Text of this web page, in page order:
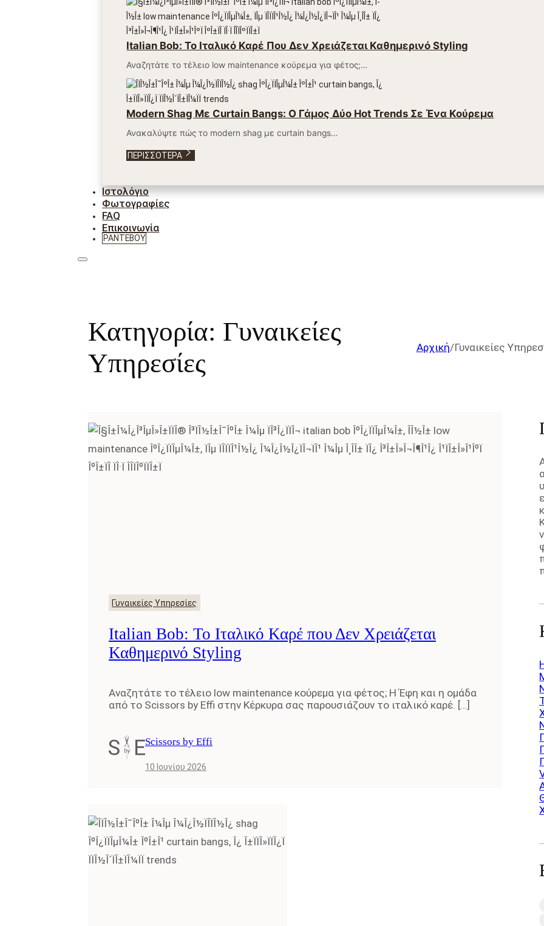
Italian Bob: Το Ιταλικό Καρέ Που Δεν Χρειάζεται Καθημερινό Styling
Αναζητάτε το τέλειο low maintenance κούρεμα για φέτος;…
Modern Shag Με Curtain Bangs: Ο Γάμος Δύο Hot Trends Σε Ένα Κούρεμα
Ανακαλύψτε πώς το modern shag με curtain bangs…
ΠΕΡΙΣΣΌΤΕΡΑ
Ιστολόγιο
Φωτογραφίες
FAQ
Επικοινωνία
ΡΑΝΤΕΒΟΎ
Κατηγορία: Γυναικείες
Υπηρεσίες
Αρχική/Γυναικείες
Γυναικείες Υπηρεσίες
Italian Bob: Το Ιταλικό Καρέ που Δεν Χρειάζεται
Καθημερινό Styling
Αναζητάτε το τέλειο low maintenance κούρεμα για φέτος; Η Έφη και η ομάδα
από το Scissors by Effi στην Κέρκυρα σας παρουσιάζουν το ιταλικό καρέ. […]
Scissors by Effi
10 Ιουνίου 2026